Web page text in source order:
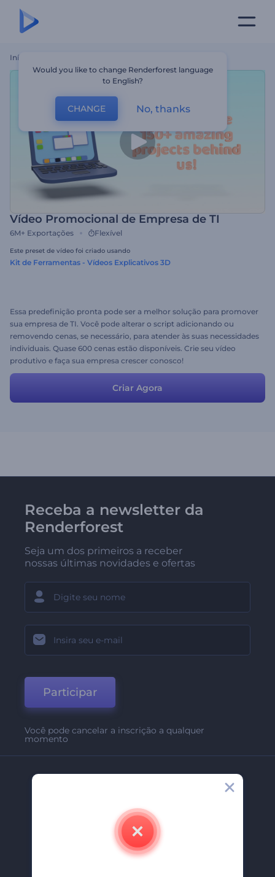
Início
Vídeo Promocional de Empresa de TI
6M+ Exportações Flexível
Este preset de vídeo foi criado usando
Kit de Ferramentas - Vídeos Explicativos 3D
Essa predefinição pronta pode ser a melhor solução para promover
sua empresa de TI. Você pode alterar o script adicionando ou
removendo cenas, se necessário, para atender às suas necessidades
individuais. Quase 600 cenas estão disponíveis. Crie seu vídeo
produtivo e faça sua empresa crescer conosco!
Criar Agora
Receba a newsletter da
Renderforest
Seja um dos primeiros a receber
nossas últimas novidades e ofertas
Participar
Você pode cancelar a inscrição a qualquer
momento
Contate-Nos
Carreiras
Would you like to change Renderforest language
to English?
CHANGE No, thanks